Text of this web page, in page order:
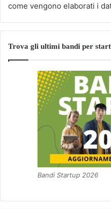
come vengono elaborati i
Trova gli ultimi bandi per
Bandi Startup 2026